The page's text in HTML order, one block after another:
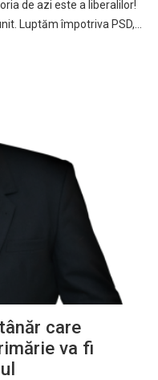
de azi este a liberalilor!
Luptăm împotriva PSD,…
care
va fi